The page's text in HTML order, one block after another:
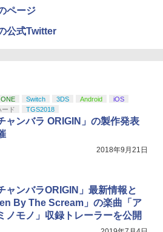
古】ファイアーエムブレムif 白夜王
れるゲーム機器収納ケース スマート
smart 小型ゲーム機収納 ボックス Sw
スイッチ Lite 充電ドック ケーブル
トローラー 周辺機器 蓋付き 一括収
黒 10312 10313 YAMAZAKI
科医エリーゼ 3【Blu-ray】 [ yuin ]
テンドープリペイド番号 9000円|オ
ンテンドープリペイド番号 5000円|オ
インコード版
正品】DualSense ワイヤレスコン
正品】DualSense ワイヤレスコン
ーラー(CFI-ZCT2J)
正品】Xbox 充電式バッテリー + US
国内正規品】Thrustmaster スラスト
スター TH8S シフター - PC、PS4、P
PS5 Pro、Xbox One、Xbox Serie
対応の高精度 H パターン シフター
来たる！スタジオ描き下ろしイラスト
ド付) [Blu-ray]
Blu-ray（特装限定版）
ページ
公式Twitter
Switch 3DS Android
iOS
ード TGS2018
ャンバラ ORIGIN」の製作発表
2018年9月21日
ャンバラORIGIN」最新情報と
By The Scream」の楽曲「ア
ノモノ」収録トレーラーを公開